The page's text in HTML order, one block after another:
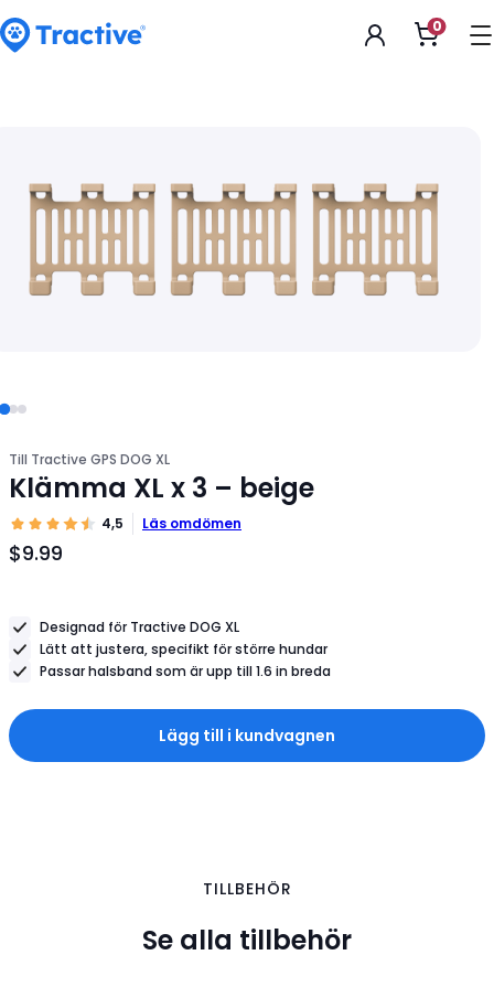
Accessibility
Statement
Öppna
0
Till Tractive GPS DOG XL
Klämma XL x 3 – beige
4,5 Läs omdömen
$9.99
Produktpris
Designad för Tractive DOG XL
Lätt att justera, specifikt för större hundar
Passar halsband som är upp till 1.6 in breda
Lägg till i kundvagnen
TILLBEHÖR
Se alla tillbehör